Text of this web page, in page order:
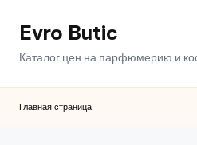
ПерейтиEvro Butic
Каталог цен на парфюмерию и
Главная страница